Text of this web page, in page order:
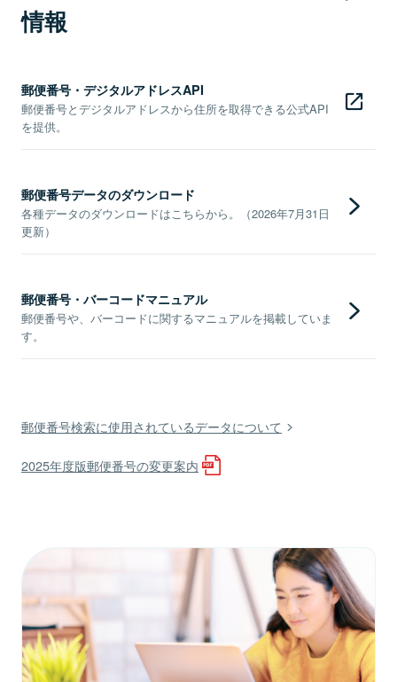
情報
郵便番号・デジタルアドレスAPI
郵便番号とデジタルアドレスから住所を取得できる公式API
を提供。
郵便番号データのダウンロード
各種データのダウンロードはこちらから。（2026年7月31日
更新）
郵便番号・バーコードマニュアル
郵便番号や、バーコードに関するマニュアルを掲載していま
す。
郵便番号検索に使用されているデータについて
2025年度版郵便番号の変更案内